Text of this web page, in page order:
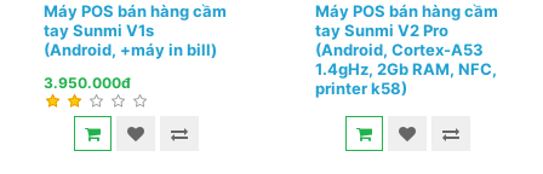
Máy POS bán hàng cầm
tay Sunmi V1s
(Android, +máy in bill)
3.950.000đ
Máy POS bán hàng cầm
tay Sunmi V2 Pro
(Android, Cortex-A53
1.4gHz, 2Gb RAM, NFC,
printer k58)
4.750.000đ